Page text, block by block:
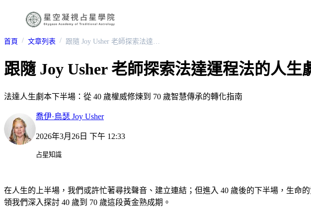
首頁 文章列表 跟隨 Joy Usher 老師探索法達運程法的人生劇本（下）
跟隨 Joy Usher 老師探索法達運程法的人生
法達人生劇本下半場：從 40 歲權威修煉到 70 歲智慧傳承的轉化指南
喬伊·烏瑟 Joy Usher
2026年3月26日 下午 12:33
占星知識
在人生的上半場，我們或許忙著尋找聲音、建立連結；但進入 40 歲後的下半場，生命
領我們深入探討 40 歲到 70 歲這段黃金熟成期。